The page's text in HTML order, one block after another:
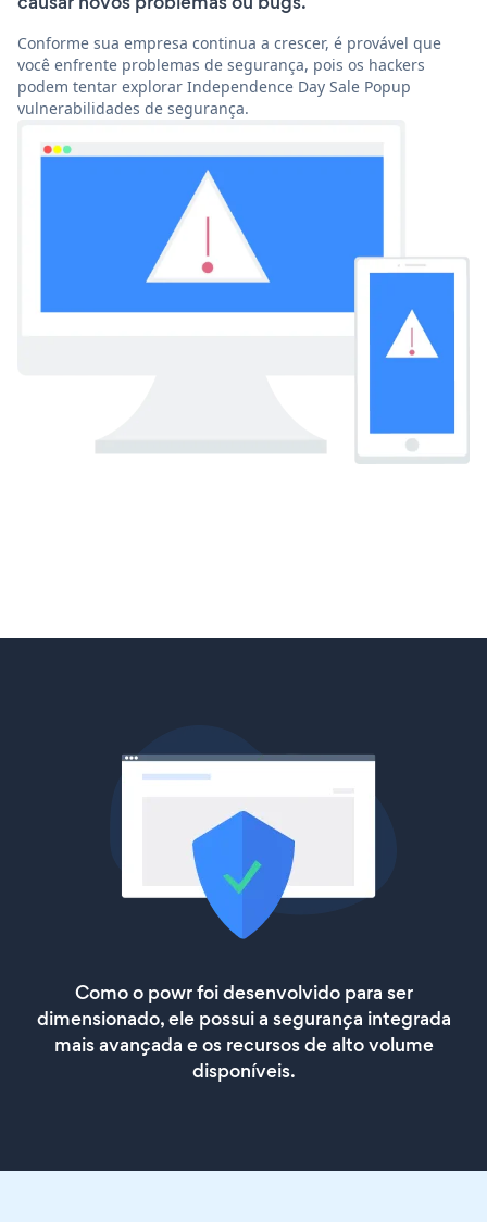
Conforme sua empresa continua a crescer, é provável que
você enfrente problemas de segurança, pois os hackers
podem tentar explorar Independence Day Sale Popup
vulnerabilidades de segurança.
Como o powr foi desenvolvido para ser
dimensionado, ele possui a segurança integrada
mais avançada e os recursos de alto volume
disponíveis.